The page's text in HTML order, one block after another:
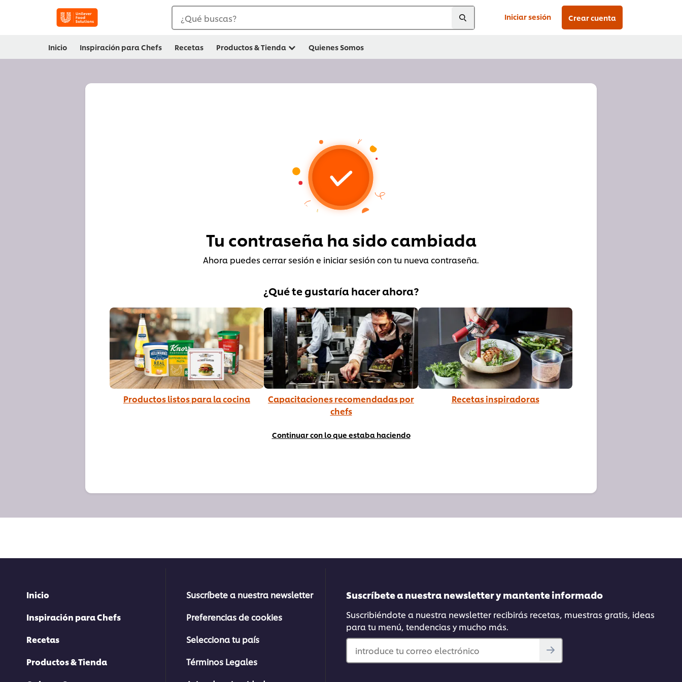
¿Qué buscas? Iniciar sesión Crear cuenta
Inicio Inspiración para Chefs Recetas Productos & Tienda Quienes Somos
Tu contraseña ha sido cambiada
Ahora puedes cerrar sesión e iniciar sesión con tu nueva contraseña.
¿Qué te gustaría hacer ahora?
Productos listos para la cocina
Capacitaciones recomendadas por
chefs
Recetas inspiradoras
Continuar con lo que estaba haciendo
Inicio
Inspiración para Chefs
Recetas
Productos & Tienda
Suscríbete a nuestra newsletter
Preferencias de cookies
Selecciona tu país
Términos Legales
Suscríbete a nuestra newsletter y mantente informado
Suscribiéndote a nuestra newsletter recibirás recetas, muestras gratis, ideas
para tu menú, tendencias y mucho más.
introduce tu correo electrónico